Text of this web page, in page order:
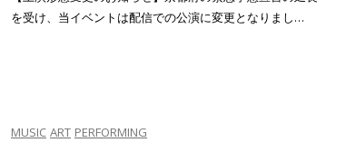
を受け、当イベントは配信での公演に変更となりまし…
MUSIC ART PERFORMING